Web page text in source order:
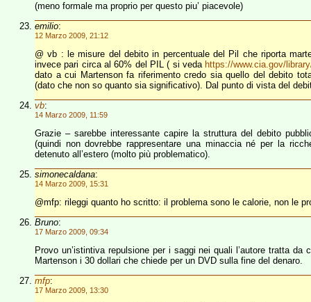
(meno formale ma proprio per questo piu’ piacevole)
emilio:
12 Marzo 2009, 21:12
@ vb : le misure del debito in percentuale del Pil che riporta
invece pari circa al 60% del PIL ( si veda https://www.cia.gov/
dato a cui Martenson fa riferimento credo sia quello del debito
(dato che non so quanto sia significativo). Dal punto di vista del
vb:
14 Marzo 2009, 11:59
Grazie – sarebbe interessante capire la struttura del debito
(quindi non dovrebbe rappresentare una minaccia né per la
detenuto all’estero (molto più problematico).
simonecaldana:
14 Marzo 2009, 15:31
@mfp: rileggi quanto ho scritto: il problema sono le calorie, non le
Bruno:
17 Marzo 2009, 09:34
Provo un’istintiva repulsione per i saggi nei quali l’autore tratta
Martenson i 30 dollari che chiede per un DVD sulla fine del denaro.
mfp:
17 Marzo 2009, 13:30